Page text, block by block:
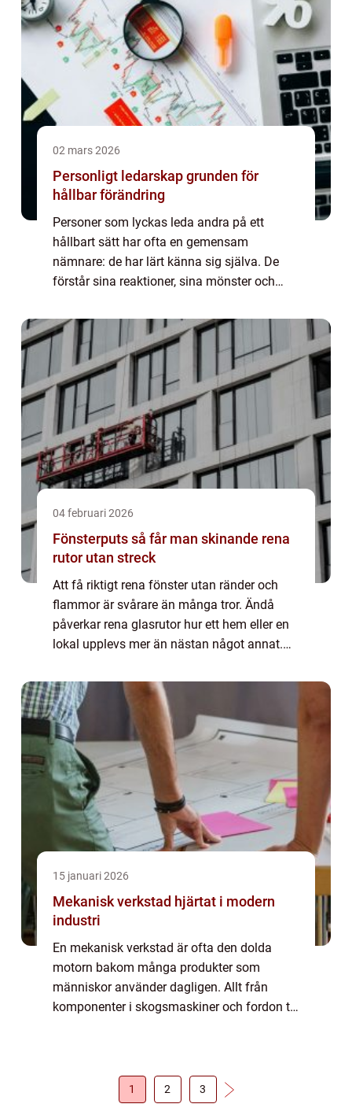
02 mars 2026
Personligt ledarskap grunden för
hållbar förändring
Personer som lyckas leda andra på ett
hållbart sätt har ofta en gemensam
nämnare: de har lärt känna sig själva. De
förstår sina reaktioner, sina mönster och
och ompröva sina val när omständigheterna
förändras. ...
04 februari 2026
Fönsterputs så får man skinande rena
rutor utan streck
Att få riktigt rena fönster utan ränder och
flammor är svårare än många tror. Ändå
påverkar rena glasrutor hur ett hem eller en
lokal upplevs mer än nästan något annat.
och hela rummet känns fräschare. S...
15 januari 2026
Mekanisk verkstad hjärtat i modern
industri
En mekanisk verkstad är ofta den dolda
motorn bakom många produkter som
människor använder dagligen. Allt från
komponenter i skogsmaskiner och fordon till
1 2 3